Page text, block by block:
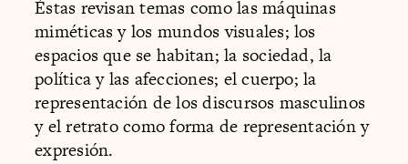
Éstas revisan temas como las máquinas
miméticas y los mundos visuales; los
espacios que se habitan; la sociedad, la
política y las afecciones; el cuerpo; la
representación de los discursos masculinos
y el retrato como forma de representación y
expresión.